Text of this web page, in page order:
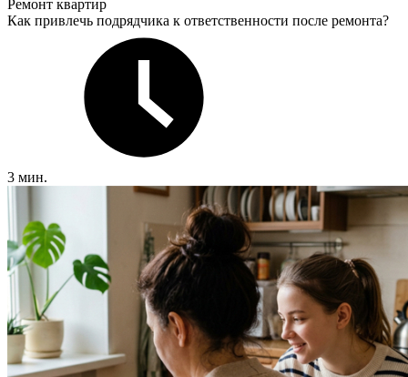
Ремонт квартир
Как привлечь подрядчика к ответственности после ремонта?
3 мин.